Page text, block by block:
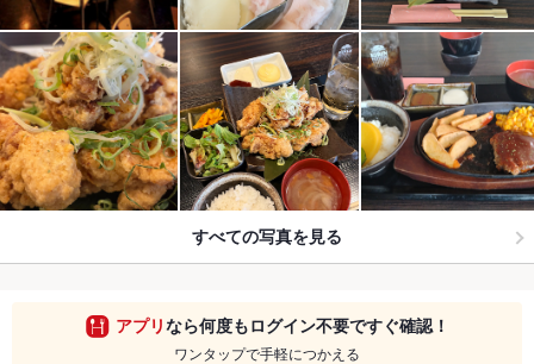
すべての写真を見る
アプリなら何度もログイン不要ですぐ確認！
ワンタップで手軽につかえる